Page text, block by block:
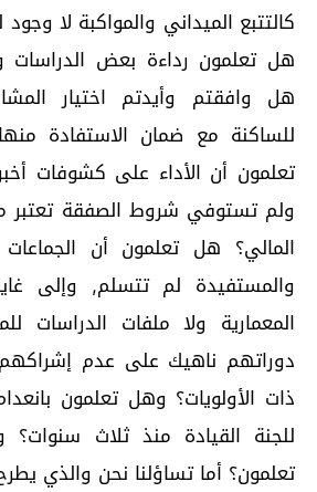
كالتتبع الميداني والمواكبة لا
هل تعلمون رداءة بعض الدراسات
هل وافقتم وأيدتم اختيار
للساكنة مع ضمان الاستفادة
تعلمون أن الأداء على كشوفات
ولم تستوفي شروط الصفقة تعتبر
المالي؟ هل تعلمون أن الجماعات
والمستفيدة لم تتسلم, وإلى
المعمارية ولا ملفات الدراسات
دوراتهم ناهيك على عدم إشراكهم
ذات الأولويات؟ وهل تعلمون
للجنة القيادة منذ ثلاث
تعلمون؟ أما تساؤلنا نحن والذي